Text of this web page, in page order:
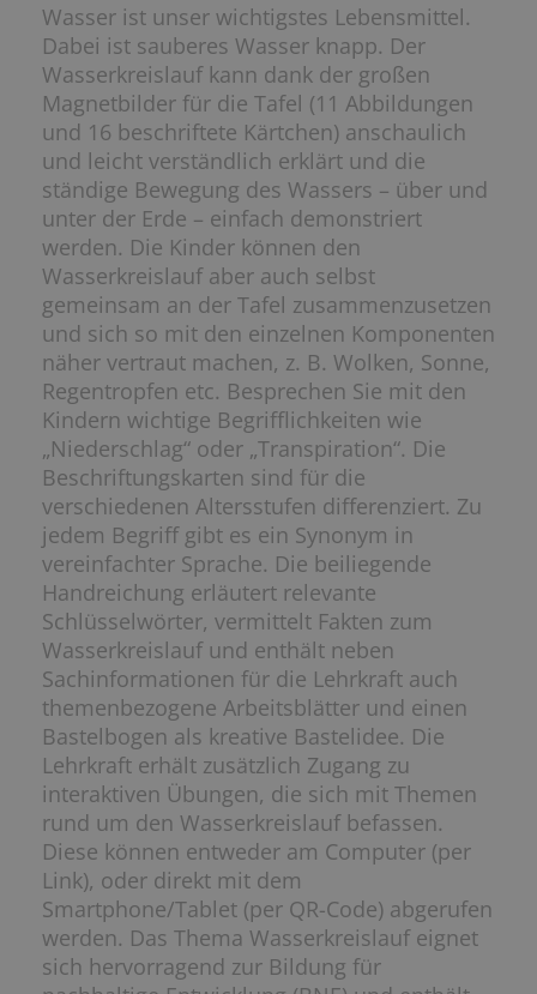
Wasser ist unser wichtigstes Lebensmittel.
Dabei ist sauberes Wasser knapp. Der
Wasserkreislauf kann dank der großen
Magnetbilder für die Tafel (11 Abbildungen
und 16 beschriftete Kärtchen) anschaulich
und leicht verständlich erklärt und die
ständige Bewegung des Wassers – über und
unter der Erde – einfach demonstriert
werden. Die Kinder können den
Wasserkreislauf aber auch selbst
gemeinsam an der Tafel zusammenzusetzen
und sich so mit den einzelnen Komponenten
näher vertraut machen, z. B. Wolken, Sonne,
Regentropfen etc. Besprechen Sie mit den
Kindern wichtige Begrifflichkeiten wie
„Niederschlag“ oder „Transpiration“. Die
Beschriftungskarten sind für die
verschiedenen Altersstufen differenziert. Zu
jedem Begriff gibt es ein Synonym in
vereinfachter Sprache. Die beiliegende
Handreichung erläutert relevante
Schlüsselwörter, vermittelt Fakten zum
Wasserkreislauf und enthält neben
Sachinformationen für die Lehrkraft auch
themenbezogene Arbeitsblätter und einen
Bastelbogen als kreative Bastelidee. Die
Lehrkraft erhält zusätzlich Zugang zu
interaktiven Übungen, die sich mit Themen
rund um den Wasserkreislauf befassen.
Diese können entweder am Computer (per
Link), oder direkt mit dem
Smartphone/Tablet (per QR-Code) abgerufen
werden. Das Thema Wasserkreislauf eignet
sich hervorragend zur Bildung für